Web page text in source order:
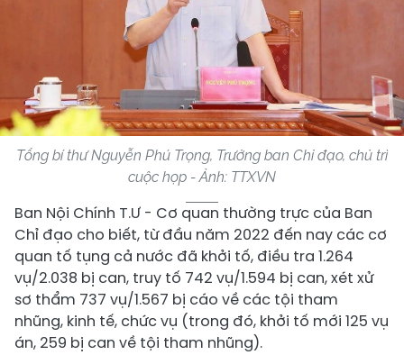
Tổng bí thư Nguyễn Phú Trọng, Trưởng ban Chỉ đạo, chủ trì
cuộc họp - Ảnh: TTXVN
Ban Nội Chính T.Ư - Cơ quan thường trực của Ban
Chỉ đạo cho biết, từ đầu năm 2022 đến nay các cơ
quan tố tụng cả nước đã khởi tố, điều tra 1.264
vụ/2.038 bị can, truy tố 742 vụ/1.594 bị can, xét xử
sơ thẩm 737 vụ/1.567 bị cáo về các tội tham
nhũng, kinh tế, chức vụ (trong đó, khởi tố mới 125 vụ
án, 259 bị can về tội tham nhũng).